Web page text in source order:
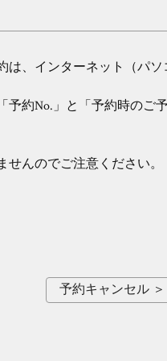
、インターネット（パ
約No.」と「予約時の
んのでご注意ください。
予約キャンセル